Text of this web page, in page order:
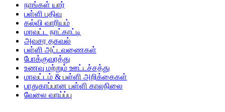
நாங்கள் யார்
பள்ளி பதிவு
கல்வி வாரியம்
மாவட்ட நாட்காட்டி
அவசர தகவல்
பள்ளி அட்டவணைகள்
போக்குவரத்து
உணவு மற்றும் ஊட்டச்சத்து
மாவட்டம் & பள்ளி அறிக்கைகள்
பாதுகாப்பான பள்ளி காலநிலை
வேலை வாய்ப்பு